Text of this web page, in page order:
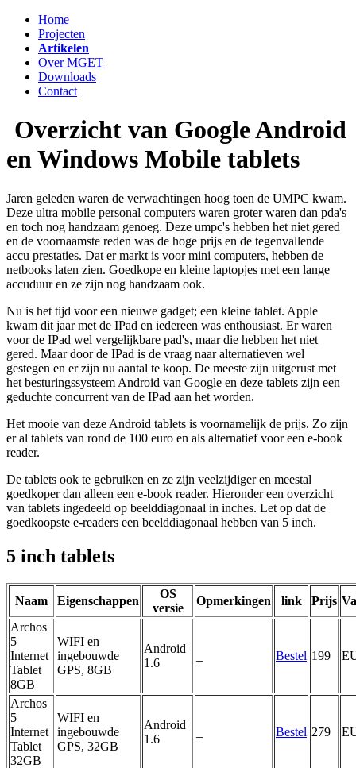
Home
Projecten
Artikelen
Over MGET
Downloads
Contact
Overzicht van Google Android
en Windows Mobile tablets
Jaren geleden waren de verwachtingen hoog toen de UMPC kwam.
Deze ultra mobile personal computers waren groter waren dan pda's
en toch nog handzaam genoeg. Deze umpc's hebben het niet gered
en de voornaamste reden was de hoge prijs en de tegenvallende
accu prestaties. Dat er markt is voor mini computers, hebben de
netbooks laten zien. Goedkope en kleine laptopjes met een lange
accuduur en ze zijn nog handzaam ook.
Nu is het tijd voor een nieuwe gadget; een kleine tablet. Apple
kwam dit jaar met de IPad en iedereen was enthousiast. Er waren
voor de IPad wel vergelijkbare pad's, maar die hebben het niet
gered. Maar door de IPad is de vraag naar alternatieven wel
gestegen en er zijn nu aantal te koop. De meeste zijn uitgerust met
het besturingssysteem Android van Google en deze tablets zijn een
geduchte concurrent van de IPad aan het worden.
Het mooie van deze Android tablets is voornamelijk de prijs. Zo zijn
er al tablets van rond de 100 euro en als alternatief voor een e-book
reader.
De tablets ook te gebruiken en ze zijn veelzijdiger en meestal
goedkoper dan alleen een e-book reader. Hieronder een overzicht
van tablets ingedeeld op beelddiagonaal in inches. Let op dat de
goedkoopste e-readers een beelddiagonaal hebben van 5 inch.
5 inch tablets
Naam Eigenschappen
OS
versie
Opmerkingen link Prijs
Archos
5
Internet
Tablet
8GB
WIFI en
ingebouwde
GPS, 8GB
Android
1.6
Bestel 199
Archos
5
Internet
Tablet
32GB
WIFI en
ingebouwde
GPS, 32GB
Android
1.6
Bestel 279